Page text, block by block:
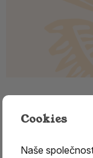
transformace
Cookies
Naše